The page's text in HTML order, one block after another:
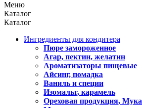
Меню
Каталог
Каталог
Ингредиенты для кондитера
Пюре замороженное
Агар, пектин, желатин
Ароматизаторы пищевые
Айсинг, помадка
Ваниль и специи
Изомальт, карамель
Ореховая продукция, Мука